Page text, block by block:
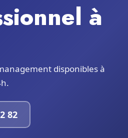
à
disponibles à
82